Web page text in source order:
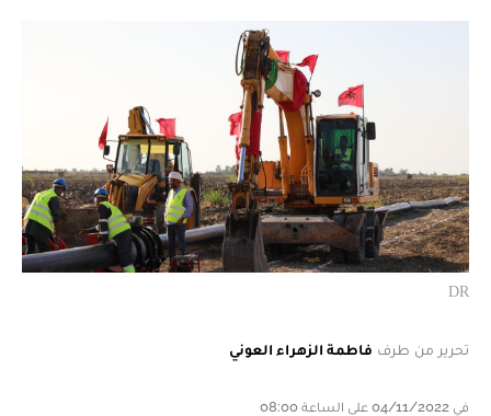
DR
تحرير من طرف فاطمة الزهراء العوني
في 04/11/2022 على الساعة 08:00